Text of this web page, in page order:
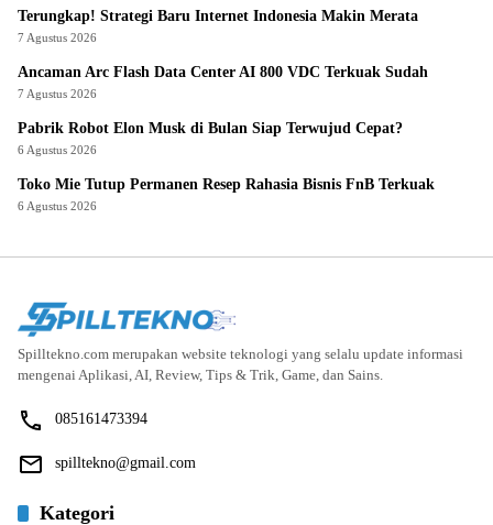
Terungkap! Strategi Baru Internet Indonesia Makin Merata
7 Agustus 2026
Ancaman Arc Flash Data Center AI 800 VDC Terkuak Sudah
7 Agustus 2026
Pabrik Robot Elon Musk di Bulan Siap Terwujud Cepat?
6 Agustus 2026
Toko Mie Tutup Permanen Resep Rahasia Bisnis FnB Terkuak
6 Agustus 2026
Spilltekno.com merupakan website teknologi yang selalu update informasi
mengenai Aplikasi, AI, Review, Tips & Trik, Game, dan Sains.
085161473394
spilltekno@gmail.com
Kategori